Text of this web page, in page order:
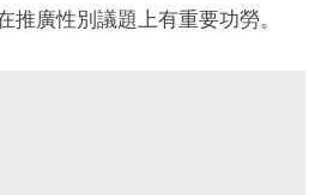
推廣性別議題上有重要功勞。